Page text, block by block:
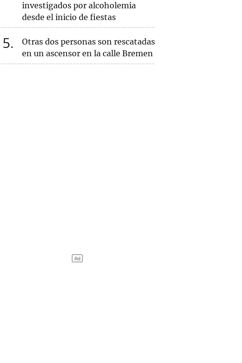
investigados por alcoholemia
desde el inicio de fiestas
5
Otras dos personas son rescatadas
en un ascensor en la calle Bremen